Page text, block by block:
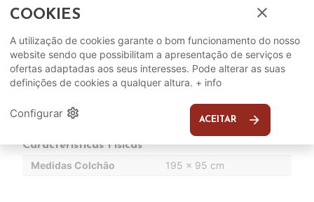
Colchão 200 x 180 cm
DETALHES TÉCNICOS
Modelo
Características Físicas
Medidas Colchão 195 x 95 cm
COOKIES close
A utilização de cookies garante o bom funcionamento do nosso
website sendo que possibilitam a apresentação de serviços e
ofertas adaptadas aos seus interesses. Pode alterar as suas
definições de cookies a qualquer altura. + info
Configurar settings ACEITAR arrow_forward